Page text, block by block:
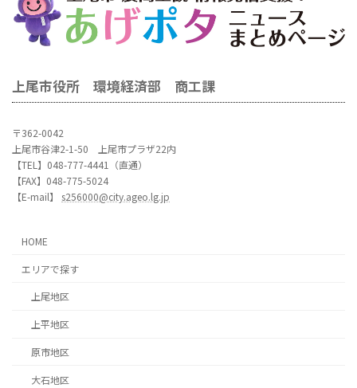
上尾市役所 環境経済部 商工課
〒362-0042
上尾市谷津2-1-50 上尾市プラザ22内
【TEL】048-777-4441（直通）
【FAX】048-775-5024
【E-mail】 s256000@city.ageo.lg.jp
HOME
エリアで探す
上尾地区
上平地区
原市地区
大石地区